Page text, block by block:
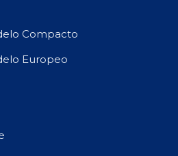
Compacto
Europeo